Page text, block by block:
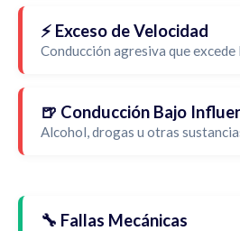
⚡ Exceso de Velocidad
Conducción agresiva que
🍺 Conducción Bajo
Alcohol, drogas u otras
🔧 Fallas Mecánicas